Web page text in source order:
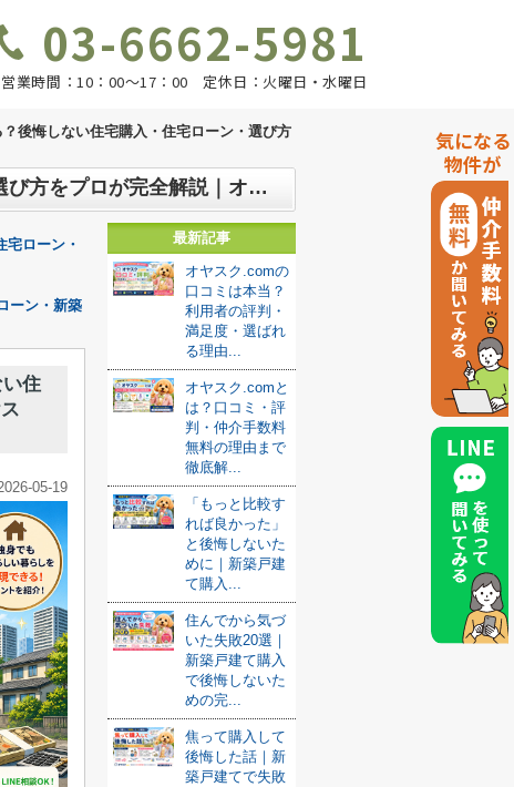
03-6662-5981
営業時間：10：00～17：00 定休日：火曜日・水曜日
後悔しない住宅購入・住宅ローン・選び方
【2026年最新版】シングルでも家は買える？後悔しない住宅購入・住宅ローン・選び方をプロが完全解説｜オヤスク.com
ローン・
ーン・新築
い住
05-19
最新記事
オヤスク.comの
口コミは本当？
利用者の評判・
満足度・選ばれ
る理由...
オヤスク.comと
は？口コミ・評
判・仲介手数料
無料の理由まで
徹底解...
「もっと比較す
れば良かった」
と後悔しないた
めに｜新築戸建
て購入...
住んでから気づ
いた失敗20選｜
新築戸建て購入
で後悔しないた
めの完...
焦って購入して
後悔した話｜新
築戸建てで失敗
気になる
物件が